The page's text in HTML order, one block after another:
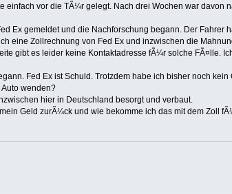
einfach vor die TÃ¼r gelegt. Nach drei Wochen war
Ex gemeldet und die Nachforschung begann. Der Fahrer
eine Zollrechnung von Fed Ex und inzwischen die
gibt es leider keine Kontaktadresse fÃ¼r solche FÃ¤lle.
Fed Ex ist Schuld. Trotzdem habe ich bisher noch
wenden?
hier in Deutschland besorgt und verbaut.
Geld zurÃ¼ck und wie bekomme ich das mit dem Zoll